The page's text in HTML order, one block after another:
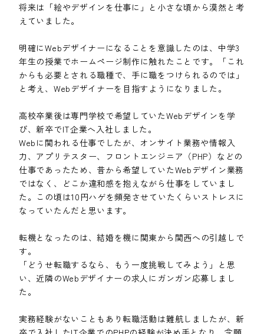
将来は「絵やデザインを仕事に」と小さな頃から漠然と考
えていました。
明確にWebデザイナーになることを意識したのは、中学3
年生の授業でホームページ制作に触れたことです。「これ
からも必要とされる職種で、手に職をつけられるのでは」
と考え、Webデザイナーを目指すようになりました。
高校卒業後は専門学校で希望していたWebデザインを学
び、新卒でIT企業へ入社しました。
Webに関われる仕事でしたが、オンサイト業務や情報入
力、アプリテスター、フロントエンジニア（PHP）などの
仕事であったため、昔から希望していたWebデザイン業務
ではなく、どこか違和感を抱えながら仕事をしていまし
た。この頃は10円ハゲを頻発させていたくらいストレスに
なっていたんだと思います。
転機となったのは、結婚を機に関東から関西への引越しで
す。
「どうせ転職するなら、もう一度挑戦してみよう」と思
い、近隣のWebデザイナーの求人にガンガン応募しまし
た。
実務経験がないこともあり転職活動は難航しましたが、新